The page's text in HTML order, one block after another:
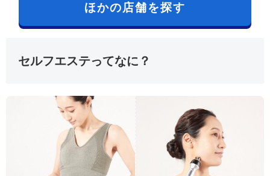
ほかの店舗を探す
セルフエステってなに？